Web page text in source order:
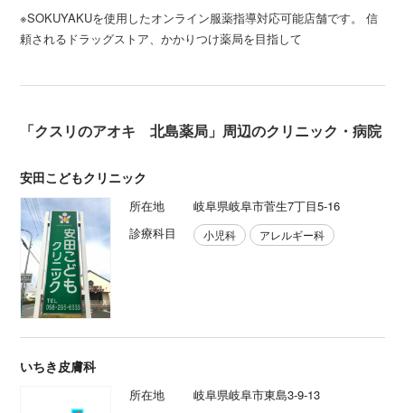
※SOKUYAKUを使用したオンライン服薬指導対応可能店舗です。 信
頼されるドラッグストア、かかりつけ薬局を目指して
「クスリのアオキ 北島薬局」周辺のクリニック・病院
安田こどもクリニック
所在地
岐阜県岐阜市菅生7丁目5-16
診療科目
小児科 アレルギー科
いちき皮膚科
所在地
岐阜県岐阜市東島3-9-13